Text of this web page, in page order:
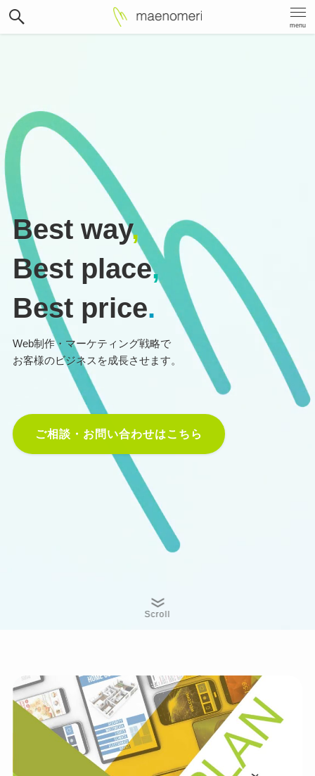
menu
Best way,
Best place,
Best price.
Web制作・マーケティング戦略で
お客様のビジネスを成長させます。
ご相談・お問い合わせはこちら
Scroll